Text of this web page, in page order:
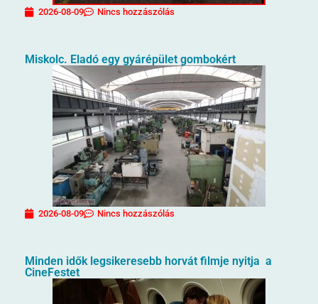
2026-08-09 Nincs hozzászólás
Miskolc. Eladó egy gyárépület gombokért
2026-08-09 Nincs hozzászólás
Minden idők legsikeresebb horvát filmje nyitja a
CineFestet